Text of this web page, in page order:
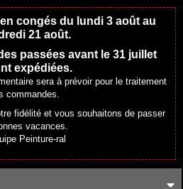
congés du lundi 3 août au
21 août.
passées avant le 31 juillet
expédiées.
sera à prévoir pour le traitement
commandes.
fidélité et vous souhaitons de passer
vacances.
Peinture-ral